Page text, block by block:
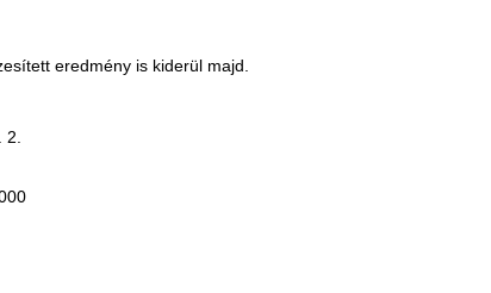
eredmény is kiderül majd.